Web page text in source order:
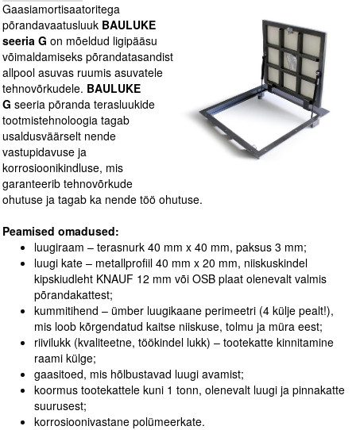
Gaasiamortisaatoritega
põrandavaatusluuk BAULUKE
seeria G on mõeldud ligipääsu
võimaldamiseks põrandatasandist
allpool asuvas ruumis asuvatele
tehnovõrkudele. BAULUKE
G seeria põranda terasluukide
tootmistehnoloogia tagab
usaldusväärselt nende
vastupidavuse ja
korrosioonikindluse, mis
garanteerib tehnovõrkude
ohutuse ja tagab ka nende töö ohutuse.
Peamised omadused:
luugiraam – terasnurk 40 mm x 40 mm, paksus 3 mm;
luugi kate – metallprofiil 40 mm x 20 mm, niiskuskindel
kipskiudleht KNAUF 12 mm või OSB plaat olenevalt valmis
põrandakattest;
kummitihend – ümber luugikaane perimeetri (4 külje pealt!),
mis loob kõrgendatud kaitse niiskuse, tolmu ja müra eest;
riivilukk (kvaliteetne, töökindel lukk) – tootekatte kinnitamine
raami külge;
gaasitoed, mis hõlbustavad luugi avamist;
koormus tootekattele kuni 1 tonn, olenevalt luugi ja pinnakatte
suurusest;
korrosioonivastane polümeerkate.